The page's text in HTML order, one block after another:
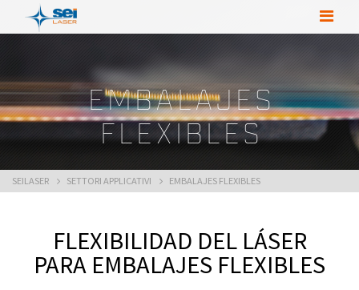
SEILASER SETTORI APPLICATIVI EMBALAJES FLEXIBLES
EMBALAJES
FLEXIBLES
FLEXIBILIDAD DEL LÁSER
PARA EMBALAJES FLEXIBLES